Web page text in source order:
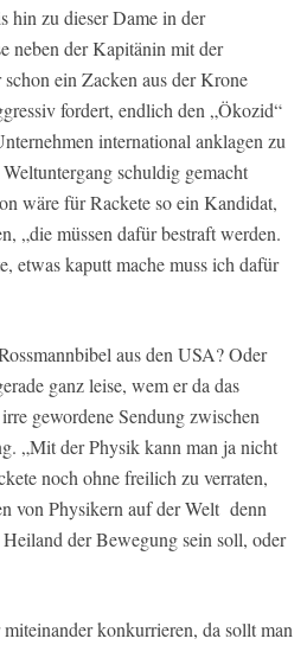
hin zu dieser Dame in der
neben der Kapitänin mit der
ein Zacken aus der Krone
fordert, endlich den „Ökozid“
international anklagen zu
schuldig gemacht
wäre für Rackete so ein Kandidat,
„die müssen dafür bestraft werden.
etwas kaputt mache muss ich dafür
aus den USA? Oder
ganz leise, wem er da das
gewordene Sendung zwischen
„Mit der Physik kann man ja nicht
noch ohne freilich zu verraten,
von Physikern auf der Welt denn
der Bewegung sein soll, oder
konkurrieren, da sollt man